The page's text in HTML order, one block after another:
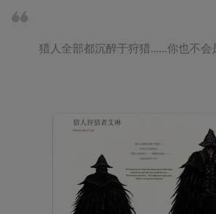
猎人全部都沉醉于狩猎......你也不会